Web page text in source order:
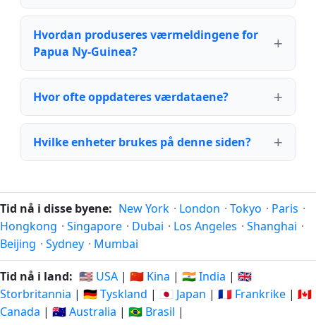
Hvordan produseres værmeldingene for
Papua Ny-Guinea?
Hvor ofte oppdateres værdataene?
Hvilke enheter brukes på denne siden?
Tid nå i disse byene: New York · London · Tokyo · Paris ·
Hongkong · Singapore · Dubai · Los Angeles · Shanghai ·
Beijing · Sydney · Mumbai
Tid nå i land: 🇺🇸 USA | 🇨🇳 Kina | 🇮🇳 India | 🇬🇧
Storbritannia | 🇩🇪 Tyskland | 🇯🇵 Japan | 🇫🇷 Frankrike | 🇨🇦
Canada | 🇦🇺 Australia | 🇧🇷 Brasil |